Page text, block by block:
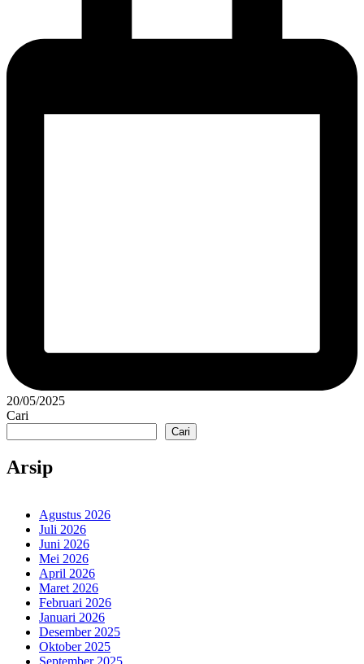
20/05/2025
Cari
Cari
Arsip
Agustus 2026
Juli 2026
Juni 2026
Mei 2026
April 2026
Maret 2026
Februari 2026
Januari 2026
Desember 2025
Oktober 2025
September 2025